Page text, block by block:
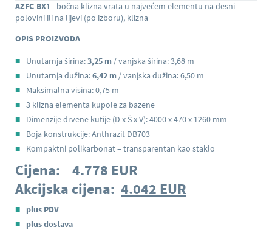
AZFC-BX1- bočna klizna vrata u najvećem elementu na desni
polovini ili na lijevi (po izboru), klizna
OPIS PROIZVODA
Unutarnja širina:3,25 m / vanjska širina: 3,68 m
Unutarnja dužina:6,42 m / vanjska dužina: 6,50 m
Maksimalna visina: 0,75 m
3 klizna elementa kupole za bazene
Dimenzije drvene kutije (D x Š x V): 4000 x 470 x 1260 mm
Boja konstrukcije: Anthrazit DB703
Kompaktni polikarbonat – transparentan kao staklo
Cijena: 4.778 EUR
Akcijska cijena: 4.042 EUR
plus PDV
plus dostava